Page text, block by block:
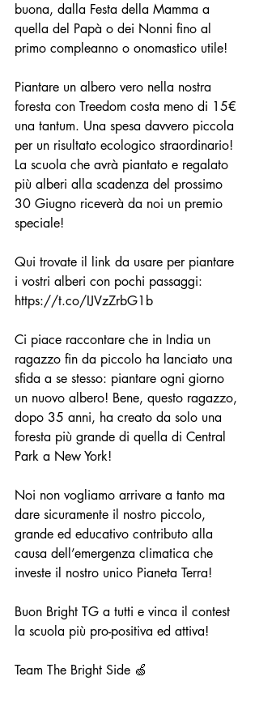
buona, dalla Festa della Mamma a
quella del Papà o dei Nonni fino al
primo compleanno o onomastico utile!
Piantare un albero vero nella nostra
foresta con Treedom costa meno di 15€
una tantum. Una spesa davvero piccola
per un risultato ecologico straordinario!
La scuola che avrà piantato e regalato
più alberi alla scadenza del prossimo
30 Giugno riceverà da noi un premio
speciale!
Qui trovate il link da usare per piantare
i vostri alberi con pochi passaggi:
https://t.co/IJVzZrbG1b
Ci piace raccontare che in India un
ragazzo fin da piccolo ha lanciato una
sfida a se stesso: piantare ogni giorno
un nuovo albero! Bene, questo ragazzo,
dopo 35 anni, ha creato da solo una
foresta più grande di quella di Central
Park a New York!
Noi non vogliamo arrivare a tanto ma
dare sicuramente il nostro piccolo,
grande ed educativo contributo alla
causa dell’emergenza climatica che
investe il nostro unico Pianeta Terra!
Buon Bright TG a tutti e vinca il contest
la scuola più pro-positiva ed attiva!
Team The Bright Side 🍏